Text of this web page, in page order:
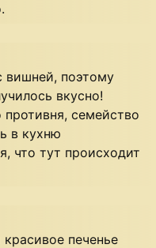
вишней, поэтому
вкусно!
противня, семейство
в кухню
что тут происходит
печенье